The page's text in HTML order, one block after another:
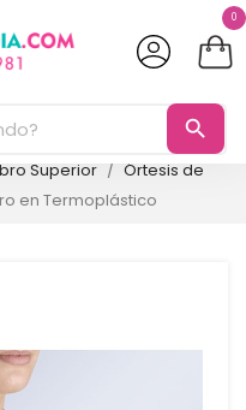
0
search
Superior
Órtesis de
en Termoplástico